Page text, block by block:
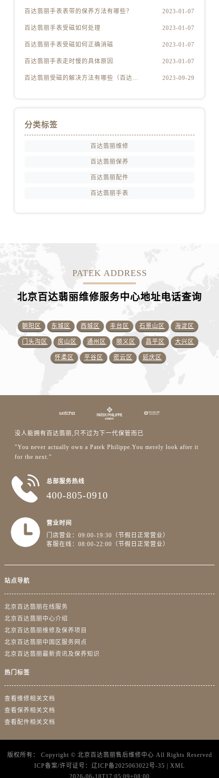
百达翡丽手表表带的保养方法有哪些？ 2023-01-07
百达翡丽手表受磁如何处理 2023-01-07
百达翡丽手表受磁如何正确消磁 2023-01-07
百达翡丽手表走时慢的具体原因 2023-01-07
2023-09-29
分类标签
百达翡丽维修
百达翡丽保养
百达翡丽配件
百达翡丽手表
PATEK ADDRESS
北京百达翡丽维修服务中心地址电话查询
朝阳区 东城区 西城区 丰台区 石景山区 海淀区
门头沟区 房山区 通州区 顺义区 昌平区 大兴区
怀柔区 平谷区 密云区 延庆区
没人能拥有百达翡丽,只不过为下一代保管而已
"You never actually own a Patek Philippe.You merely look after it
for the next.”
总部服务热线
400-805-0910
营业时间
门店营业：09:00-19:30（节假日正常营业）
客服在线：08:00-22:00（节假日正常营业）
站点导航
北京百达翡丽在线服务
北京百达翡丽中心介绍
北京百达翡丽维修及保养项目
北京百达翡丽中国区服务网点
北京百达翡丽最新资讯及保养知识
热门标签
查看维修相关文档
查看保养相关文档
查看配件相关文档
版权所有： Copyright © 北京百达翡丽售后维修中心 All Rights Reserved
ICP备案/许可证号： 辽ICP备2025063022号-35 | XML
2026-06-18T17:05:09+08:00